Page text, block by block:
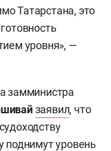
Татарстана, это
уровня», —
замминистра
заявил, что
поднимут уровень